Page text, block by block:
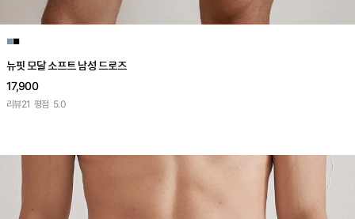
■■
뉴핏 모달 소프트 남성 드로즈
17,900
리뷰21 평점 5.0